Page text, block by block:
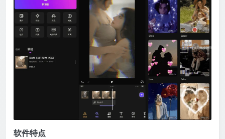
软件特点